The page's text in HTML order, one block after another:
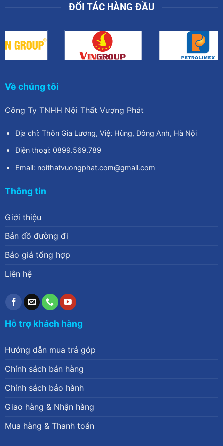
ĐỐI TÁC HÀNG ĐẦU
Về chúng tôi
Công Ty TNHH Nội Thất Vượng Phát
Địa chỉ: Thôn Gia Lương, Việt Hùng, Đông Anh, Hà Nội
Điện thoại: 0899.569.789
Email: noithatvuongphat.com@gmail.com
Thông tin
Giới thiệu
Bản đồ đường đi
Báo giá tổng hợp
Liên hệ
Hỗ trợ khách hàng
Hướng dẫn mua trả góp
Chính sách bán hàng
Chính sách bảo hành
Giao hàng & Nhận hàng
Mua hàng & Thanh toán